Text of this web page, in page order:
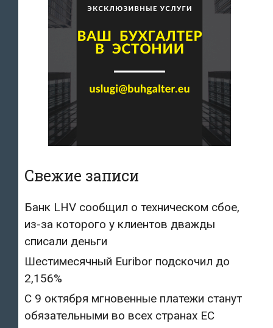
Свежие записи
Банк LHV сообщил о техническом сбое,
из-за которого у клиентов дважды
списали деньги
Шестимесячный Euribor подскочил до
2,156%
С 9 октября мгновенные платежи станут
обязательными во всех странах ЕС